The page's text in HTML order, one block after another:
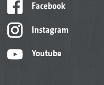
Facebook
Instagram
Youtube